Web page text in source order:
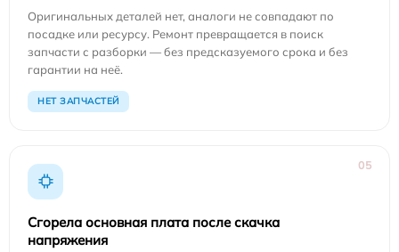
Оригинальных деталей нет, аналоги не совпадают по
посадке или ресурсу. Ремонт превращается в поиск
запчасти с разборки — без предсказуемого срока и без
гарантии на неё.
НЕТ ЗАПЧАСТЕЙ
05
Сгорела основная плата после скачка
напряжения